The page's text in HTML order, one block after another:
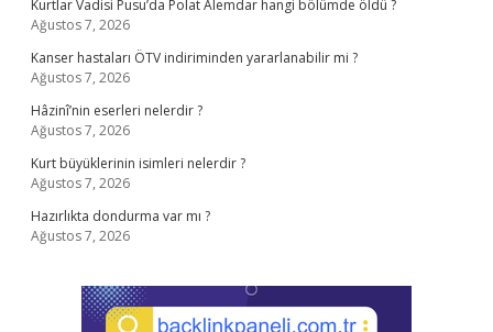
Kurtlar Vadisi Pusu’da Polat Alemdar hangi bölümde öldü ?
Ağustos 7, 2026
Kanser hastaları ÖTV indiriminden yararlanabilir mi ?
Ağustos 7, 2026
Hâzinî’nin eserleri nelerdir ?
Ağustos 7, 2026
Kurt büyüklerinin isimleri nelerdir ?
Ağustos 7, 2026
Hazırlıkta dondurma var mı ?
Ağustos 7, 2026